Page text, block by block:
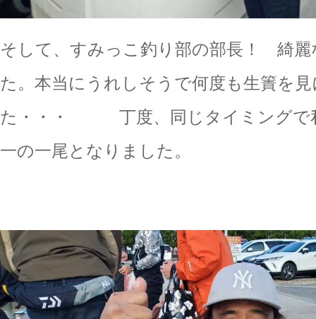
そして、すみっこ釣り部の部長！ 綺麗
た。本当にうれしそうで何度も生簀を
た・・・ 丁度、同じタイミングで
一の一尾となりました。